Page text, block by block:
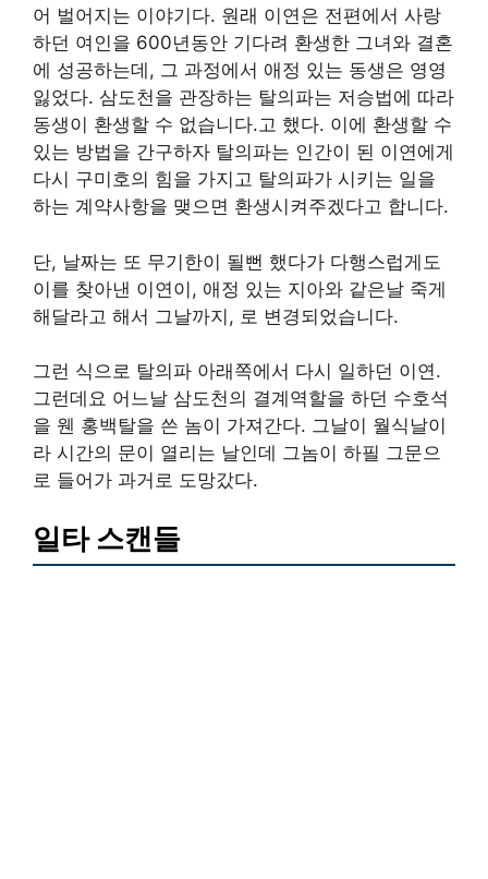
어 벌어지는 이야기다. 원래 이연은 전편에서 사랑
하던 여인을 600년동안 기다려 환생한 그녀와 결혼
에 성공하는데, 그 과정에서 애정 있는 동생은 영영
잃었다. 삼도천을 관장하는 탈의파는 저승법에 따라
동생이 환생할 수 없습니다.고 했다. 이에 환생할 수
있는 방법을 간구하자 탈의파는 인간이 된 이연에게
다시 구미호의 힘을 가지고 탈의파가 시키는 일을
하는 계약사항을 맺으면 환생시켜주겠다고 합니다.
단, 날짜는 또 무기한이 될뻔 했다가 다행스럽게도
이를 찾아낸 이연이, 애정 있는 지아와 같은날 죽게
해달라고 해서 그날까지, 로 변경되었습니다.
그런 식으로 탈의파 아래쪽에서 다시 일하던 이연.
그런데요 어느날 삼도천의 결계역할을 하던 수호석
을 웬 홍백탈을 쓴 놈이 가져간다. 그날이 월식날이
라 시간의 문이 열리는 날인데 그놈이 하필 그문으
로 들어가 과거로 도망갔다.
일타 스캔들